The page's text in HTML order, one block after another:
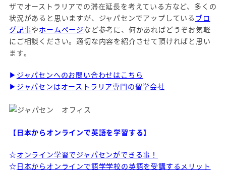
ザでオーストラリアでの滞在延長を考えている方など、多くの
状況があると思いますが、ジャパセンでアップしている ブロ
グ記事やホームページなど参考に、何かあればどうぞお気軽
にご相談ください。適切な内容を紹介させて頂ければと思い
ます。
▶ ジャパセンへのお問い合わせはこちら
▶ ジャパセンはオーストラリア専門の留学会社
【日本からオンラインで英語を学習する】
☆オンライン学習でジャパセンができる事！
☆日本からオンラインで語学学校の英語を受講するメリット